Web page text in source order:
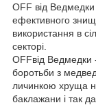
OFF від
ефективного
використання в
секторі.
OFFвід Ведмедки
боротьби з
личинкою хруща
баклажани і так